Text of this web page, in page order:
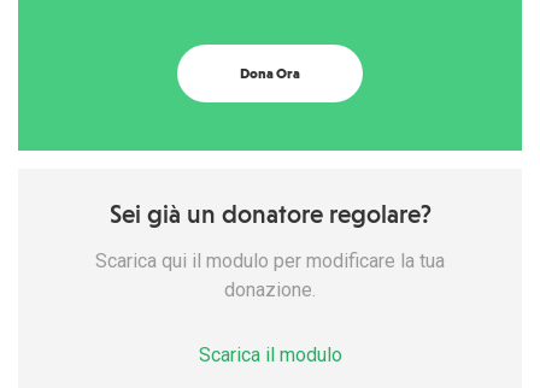
Dona Ora
Sei già un donatore regolare?
Scarica qui il modulo per modificare la tua
donazione.
Scarica il modulo